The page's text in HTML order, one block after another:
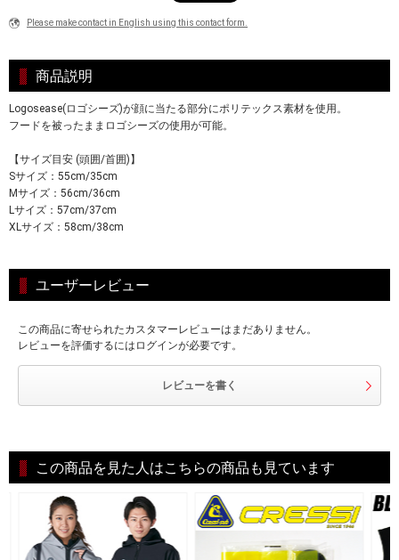
Please make contact in English using this contact form.
商品説明
Logosease(ロゴシーズ)が顔に当たる部分にポリテックス素材を使用。
フードを被ったままロゴシーズの使用が可能。
【サイズ目安 (頭囲/首囲)】
Sサイズ：55cm/35cm
Mサイズ：56cm/36cm
Lサイズ：57cm/37cm
XLサイズ：58cm/38cm
ユーザーレビュー
この商品に寄せられたカスタマーレビューはまだありません。
レビューを評価するにはログインが必要です。
レビューを書く
この商品を見た人はこちらの商品も見ています